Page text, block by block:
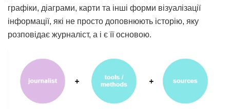
графіки, діаграми, карти та інші форми візуалізації
інформації, які не просто доповнюють історію, яку
розповідає журналіст, а і є її основою.